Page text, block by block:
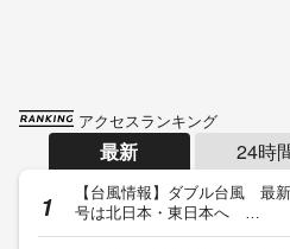
アクセスランキング
最新 24時
【台風情報】ダブル台風 最
号は北日本・東日本へ …